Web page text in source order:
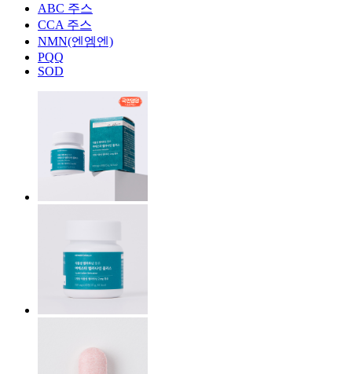
ABC 주스
CCA 주스
NMN(엔엠엔)
PQQ
SOD